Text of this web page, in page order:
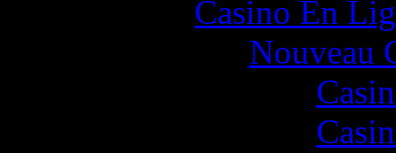
Casino En
Nouveau